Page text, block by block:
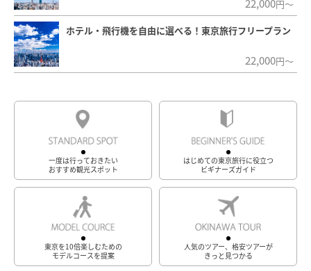
22,000円～
ホテル・飛行機を自由に選べる！東京旅行フリープラン
22,000円～
一度は行っておきたい
おすすめ観光スポット
はじめての東京旅行に役立つ
ビギナーズガイド
東京を10倍楽しむための
モデルコースを提案
人気のツアー、格安ツアーが
きっと見つかる